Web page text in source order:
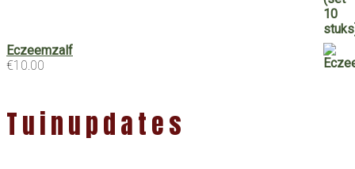
Eczeemzalf
€10.00
Tuinupdates